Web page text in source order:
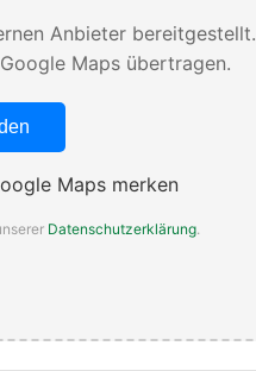
Anbieter bereitgestellt.
Maps übertragen.
Maps merken
Datenschutzerklärung.